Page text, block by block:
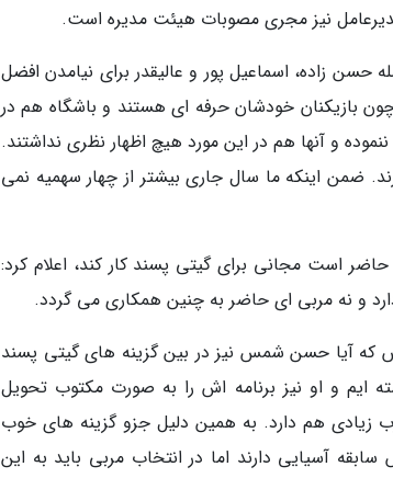
نیز مجری مصوبات هیئت مدیره است.
زاده، اسماعیل پور و عالیقدر برای نیامدن افضل
بازیکنان خودشان حرفه ای هستند و باشگاه هم در
و آنها هم در این مورد هیچ اظهار نظری نداشتند.
ضمن اینکه ما سال جاری بیشتر از چهار سهمیه نمی
است مجانی برای گیتی پسند کار کند، اعلام کرد:
و نه مربی ای حاضر به چنین همکاری می گردد.
که آیا حسن شمس نیز در بین گزینه های گیتی پسند
ایم و او نیز برنامه اش را به صورت مکتوب تحویل
زیادی هم دارد. به همین دلیل جزو گزینه های خوب
آسیایی دارند اما در انتخاب مربی باید به این